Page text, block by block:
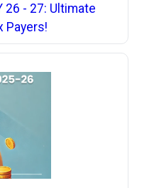
26 - 27: Ultimate
Payers!